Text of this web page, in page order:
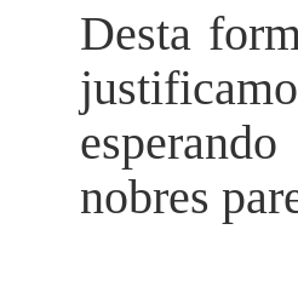
Desta
nobres